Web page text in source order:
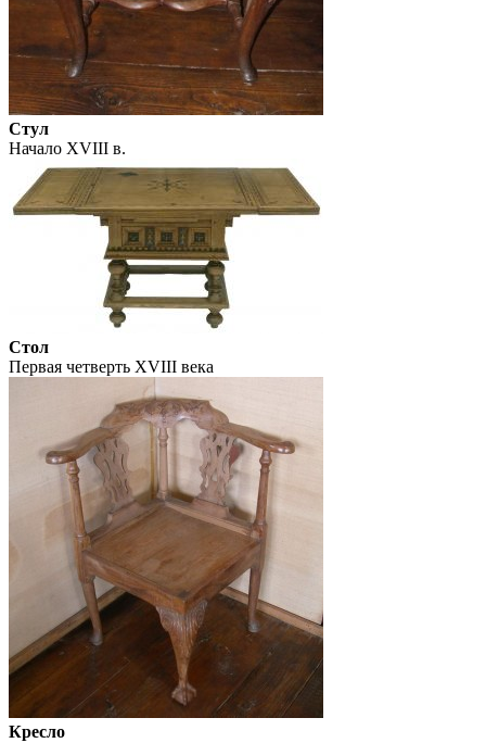
Стул
Начало XVIII в.
Стол
Первая четверть XVIII века
Кресло